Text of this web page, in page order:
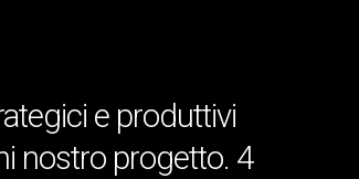
e produttivi
nostro progetto. 4